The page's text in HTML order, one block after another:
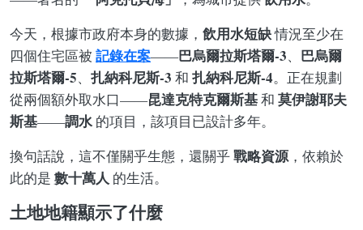
今天，根據市政府本身的數據， 飲用水短缺情況至少在
四個住宅區被 記錄在案——巴烏爾拉斯塔爾-3、 巴烏爾
拉斯塔爾-5、 扎納科尼斯-3 和 扎納科尼斯-4。正在規劃
從兩個額外取水口——昆達克特克爾斯基和 莫伊謝耶夫
斯基——調水 的項目，該項目已設計多年。
換句話說，這不僅關乎生態，還關乎戰略資源，依賴於
此的是 數十萬人 的生活。
土地地籍顯示了什麼